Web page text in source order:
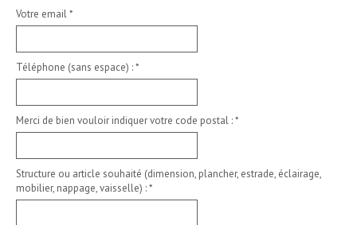
Votre email*
Téléphone (sans espace) :*
Merci de bien vouloir indiquer votre code postal :*
Structure ou article souhaité (dimension, plancher, estrade, éclairage,
mobilier, nappage, vaisselle) :*